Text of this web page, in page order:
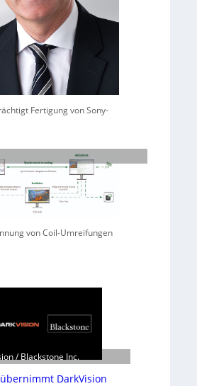
Fertigung von Sony-
von Coil-Umreifungen
/ Blackstone Inc.
DarkVision